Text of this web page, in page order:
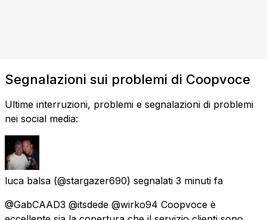
Segnalazioni sui problemi di Coopvoce
Ultime interruzioni, problemi e segnalazioni di problemi
nei social media:
luca balsa (@stargazer690) segnalati 3 minuti fa
@GabCAAD3 @itsdede @wirko94 Coopvoce è